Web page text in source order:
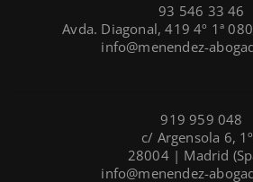
93 546 33 46
Avda. Diagonal, 419 4º 1ª
info@menendez-
919 959 048
c/ Argensola 6,
28004 | Madrid
info@menendez-